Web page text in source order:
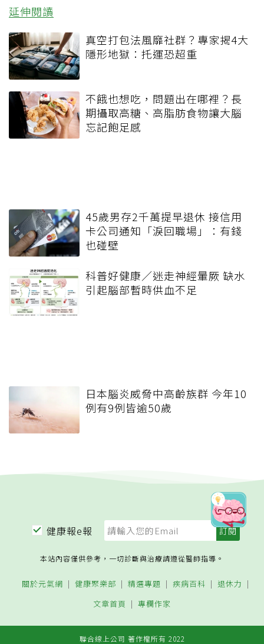
延伸閱讀
真空打包法風靡社群？專家揭4大
隱形地獄：托運恐超重
不餓也想吃，問題出在哪裡？長
期攝取高糖、高脂肪食物讓大腦
忘記飽足感
45歲男存2千萬提早退休 接信用
卡公司通知「淚回職場」：有錢
也碰壁
科普好健康／迷走神經暈厥 缺水
引起腦部暫時供血不足
日本腦炎威脅中高齡族群 今年10
例有9例皆逾50歲
健康報e報
本站內容僅供參考，一切診斷與治療請遵從醫師指導。
關於元氣網 健康聚樂部 精選專題 疾病百科
退休力
文章首頁
專欄作家
聯合線上公司 著作權所有 2022